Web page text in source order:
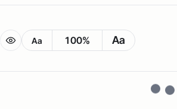
Aa 100% Aa